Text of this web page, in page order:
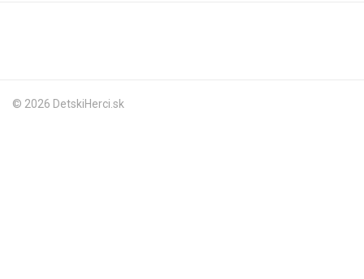
© 2026 DetskiHerci.sk